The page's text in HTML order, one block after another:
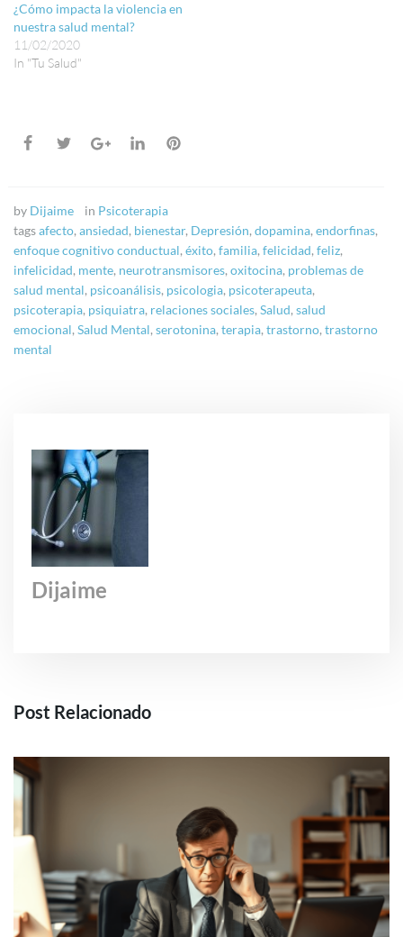
¿Cómo impacta la violencia en
nuestra salud mental?
11/02/2020
In "Tu Salud"
by Dijaime in Psicoterapia
tagsafecto,ansiedad, bienestar, Depresión,dopamina,endorfinas,
enfoque cognitivo conductual,éxito,familia,felicidad,feliz,
infelicidad, mente, neurotransmisores,oxitocina, problemas de
salud mental, psicoanálisis, psicologia, psicoterapeuta,
psicoterapia, psiquiatra, relaciones sociales,Salud,salud
emocional,Salud Mental,serotonina,terapia,trastorno,trastorno
mental
Dijaime
Post Relacionado